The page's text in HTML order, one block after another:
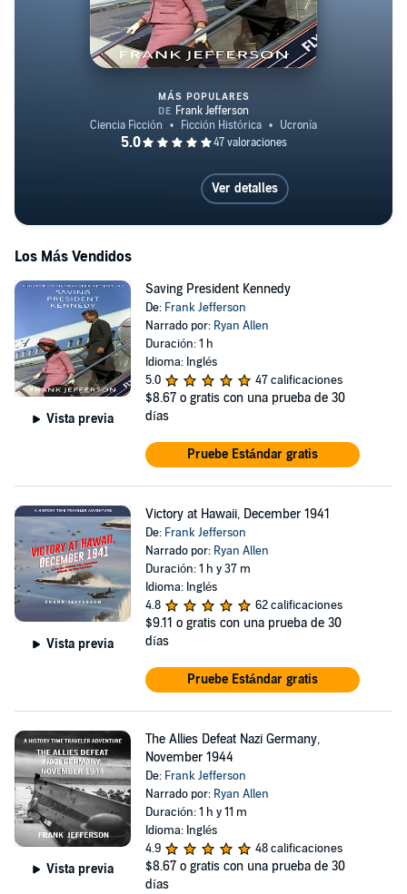
Saving President Kennedy
MÁS POPULARES
Ver detalles
Los Más Vendidos
Vista previa
Saving President Kennedy
De: Frank Jefferson
Narrado por: Ryan Allen
Duración: 1 h
Idioma: Inglés
5.0
47 calificaciones
$8.67 o gratis con una prueba de 30
días
Pruebe Estándar gratis
Vista previa
Victory at Hawaii, December 1941
De: Frank Jefferson
Narrado por: Ryan Allen
Duración: 1 h y 37 m
Idioma: Inglés
4.8
62 calificaciones
$9.11 o gratis con una prueba de 30
días
Pruebe Estándar gratis
Vista previa
The Allies Defeat Nazi Germany,
November 1944
De: Frank Jefferson
Narrado por: Ryan Allen
Duración: 1 h y 11 m
Idioma: Inglés
4.9
48 calificaciones
$8.67 o gratis con una prueba de 30
días